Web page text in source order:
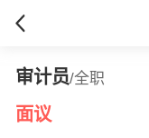
审计员/全职
面议